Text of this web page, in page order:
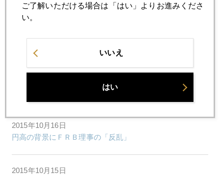
私の相場人生
シャンプーで解く中国ＧＤＰ７％割れ
2015年10月16日
円高の背景にＦＲＢ理事の「反乱」
2015年10月15日
ご了解いただける場合は「はい」よりお進みくださ
い。
いいえ
はい